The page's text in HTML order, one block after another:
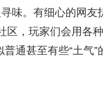
味。有细心的网
，玩家们会用各
普通甚至有些“土